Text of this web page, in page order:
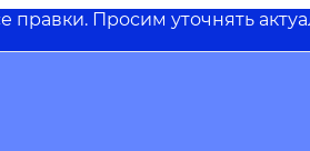
правки. Просим уточнять